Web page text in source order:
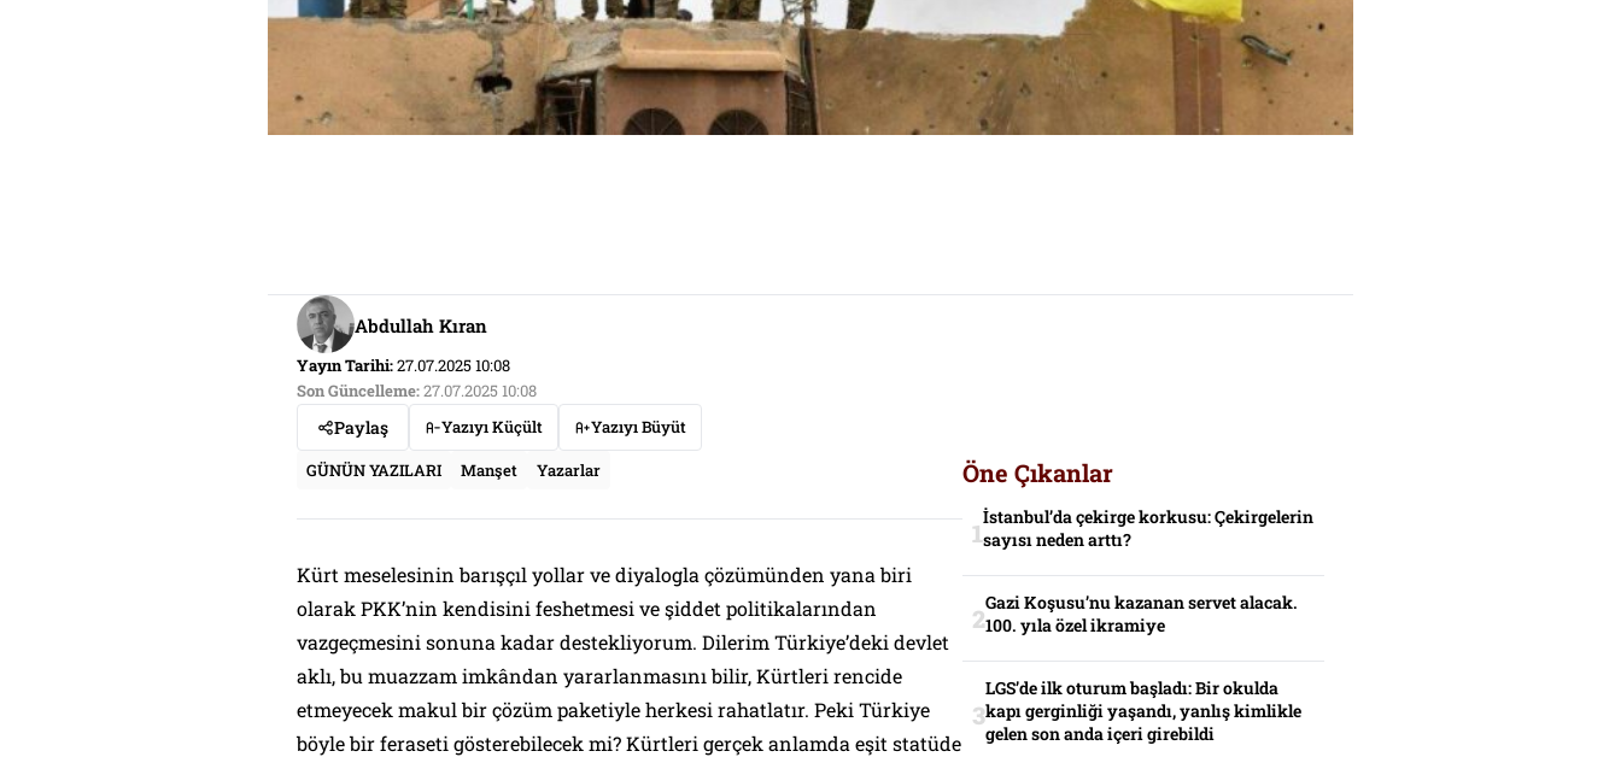
Abdullah Kıran
Yayın Tarihi:27.07.2025 10:08
Son Güncelleme:27.07.2025 10:08
Paylaş Yazıyı Küçült
Yazıyı Büyüt
GÜNÜN YAZILARI
Manşet Yazarlar
Kürt meselesinin barışçıl yollar ve diyalogla çözümünden yana biri
olarak PKK’nin kendisini feshetmesi ve şiddet politikalarından
vazgeçmesini sonuna kadar destekliyorum. Dilerim Türkiye’deki devlet
aklı, bu muazzam imkândan yararlanmasını bilir, Kürtleri rencide
etmeyecek makul bir çözüm paketiyle herkesi rahatlatır. Peki Türkiye
böyle bir feraseti gösterebilecek mi? Kürtleri gerçek anlamda eşit statüde
Öne Çıkanlar
İstanbul’da çekirge korkusu: Çekirgelerin
sayısı neden arttı?
Gazi Koşusu’nu kazanan servet alacak.
100. yıla özel ikramiye
LGS’de ilk oturum başladı: Bir okulda
kapı gerginliği yaşandı, yanlış kimlikle
gelen son anda içeri girebildi